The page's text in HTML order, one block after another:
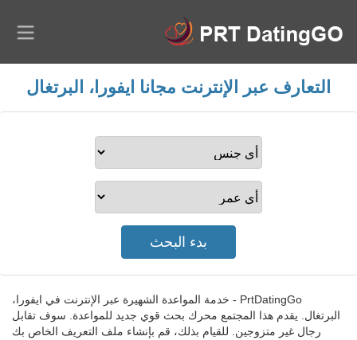
التعارف عبر الإنترنت مجانا ايفورا، البرتغال
PrtDatingGo - خدمة المواعدة الشهيرة عبر الإنترنت في ايفورا،
البرتغال. يقدم هذا المجتمع محرك بحث قوي جديد للمواعدة. سوف تقابل
رجال غير متزوجين. للقيام بذلك، قم بإنشاء ملف التعريف الخاص بك